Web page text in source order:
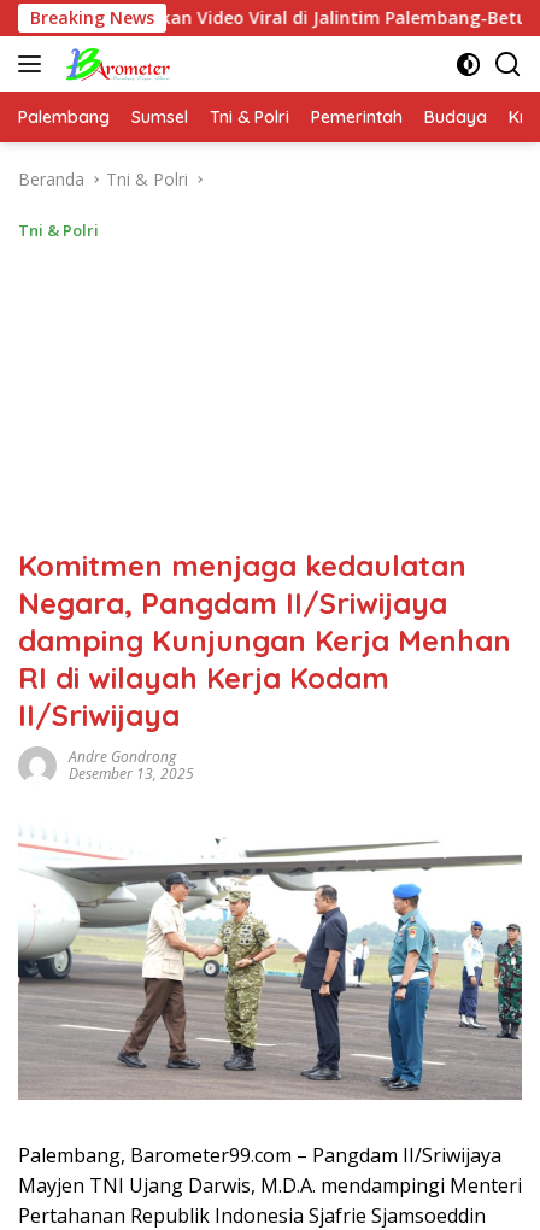
Langsung
ke
konten
Breaking News
Video Viral di Jalintim Palembang-Betung
Palembang Sumsel Tni & Polri Pemerintah Budaya
Beranda Tni & Polri
Tni & Polri
Komitmen menjaga kedaulatan
Negara, Pangdam II/Sriwijaya
damping Kunjungan Kerja Menhan
RI di wilayah Kerja Kodam
II/Sriwijaya
Andre Gondrong
Desember 13, 2025
Palembang, Barometer99.com – Pangdam II/Sriwijaya
Mayjen TNI Ujang Darwis, M.D.A. mendampingi Menteri
Pertahanan Republik Indonesia Sjafrie Sjamsoeddin